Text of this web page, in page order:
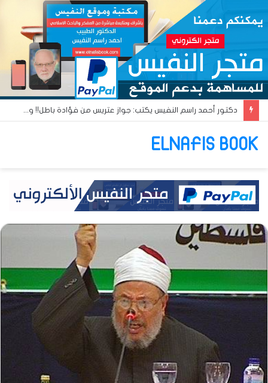
دكتور أحمد راسم النفيس يكتب: القومية العربية والبعث العربي… آن أوان البعث الإسلامي!!
ELNAFIS BOOK